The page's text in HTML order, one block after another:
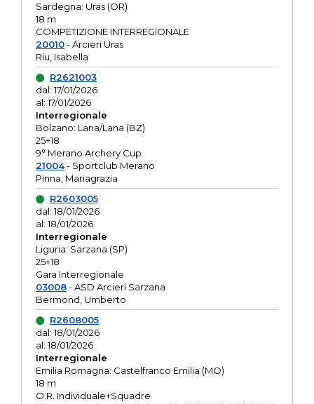
Sardegna: Uras (OR)
18 m
COMPETIZIONE INTERREGIONALE
20010- Arcieri Uras
Riu, Isabella
R2621003
dal: 17/01/2026
al: 17/01/2026
Interregionale
Bolzano: Lana/Lana (BZ)
25+18
9° Merano Archery Cup
21004- Sportclub Merano
Pinna, Mariagrazia
R2603005
dal: 18/01/2026
al: 18/01/2026
Interregionale
Liguria: Sarzana (SP)
25+18
Gara Interregionale
03008- ASD Arcieri Sarzana
Bermond, Umberto
R2608005
dal: 18/01/2026
al: 18/01/2026
Interregionale
Emilia Romagna: Castelfranco Emilia (MO)
18 m
O.R. Individuale+Squadre